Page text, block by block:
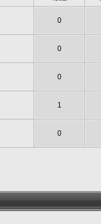
0
0
0
1
0